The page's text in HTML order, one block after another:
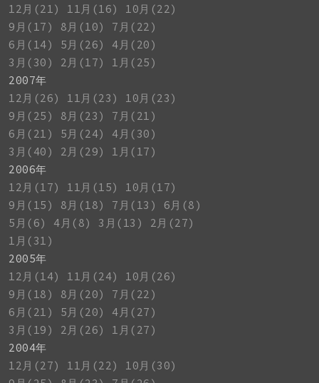
12月(21)
11月(16)
10月(22)
9月(17)
8月(10)
7月(22)
6月(14)
5月(26)
4月(20)
3月(30)
2月(17)
1月(25)
2007年
12月(26)
11月(23)
10月(23)
9月(25)
8月(23)
7月(21)
6月(21)
5月(24)
4月(30)
3月(40)
2月(29)
1月(17)
2006年
12月(17)
11月(15)
10月(17)
9月(15)
8月(18) 7月(13)
6月(8)
5月(6)
4月(8) 3月(13)
2月(27)
1月(31)
2005年
12月(14)
11月(24)
10月(26)
9月(18)
8月(20)
7月(22)
6月(21)
5月(20)
4月(27)
3月(19)
2月(26)
1月(27)
2004年
12月(27)
11月(22)
10月(30)